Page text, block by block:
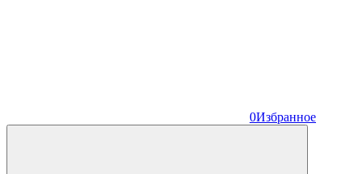
0Избранное